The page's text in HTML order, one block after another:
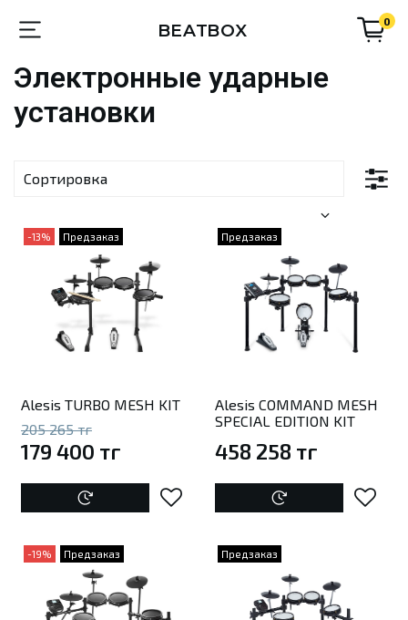
BEATBOX 0
Электронные ударные
установки
-13% Предзаказ
Alesis TURBO MESH KIT
205 265 тг
179 400 тг
Предзаказ
Alesis COMMAND MESH
SPECIAL EDITION KIT
458 258 тг
-19% Предзаказ Предзаказ